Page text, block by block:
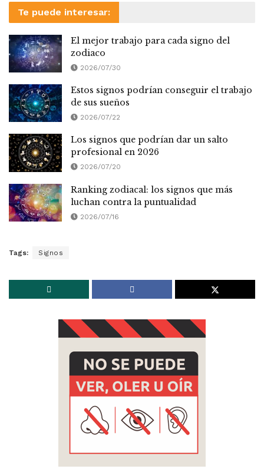
Te puede interesar:
El mejor trabajo para cada signo del
zodiaco
2026/07/30
Estos signos podrían conseguir el trabajo
de sus sueños
2026/07/22
Los signos que podrían dar un salto
profesional en 2026
2026/07/20
Ranking zodiacal: los signos que más
luchan contra la puntualidad
2026/07/16
Tags: Signos